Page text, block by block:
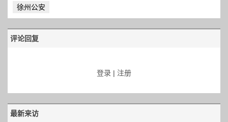
徐州公安
评论回复
登录 | 注册
最新来访